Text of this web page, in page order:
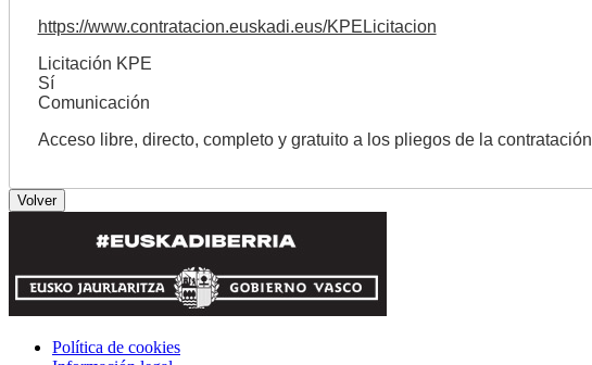
https://www.contratacion.euskadi.eus/KPELicitacion
Licitación KPE
Sí
Comunicación
Acceso libre, directo, completo y gratuito a los pliegos de la contratación
Política de cookies